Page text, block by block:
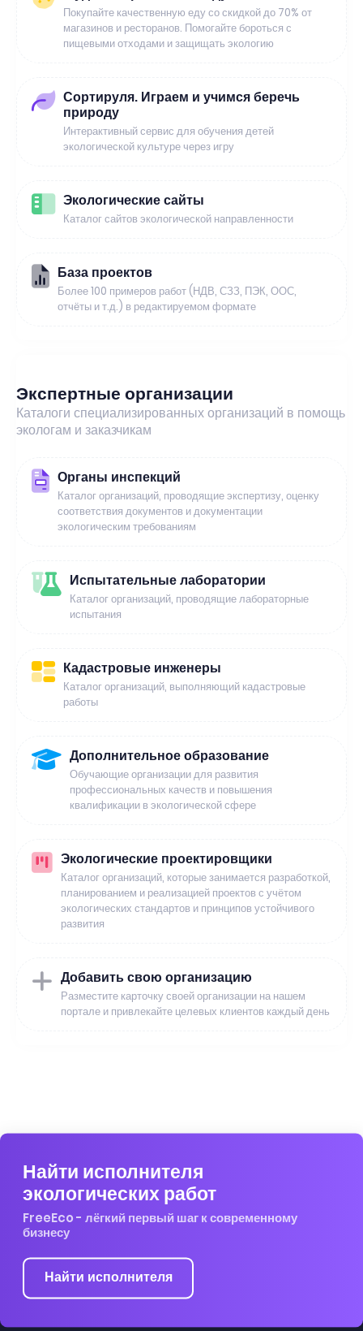
Покупайте качественную еду со скидкой до 70% от
магазинов и ресторанов. Помогайте бороться с
пищевыми отходами и защищать экологию
Сортируля. Играем и учимся беречь
природу
Интерактивный сервис для обучения детей
экологической культуре через игру
Экологические сайты
Каталог сайтов экологической направленности
База проектов
Более 100 примеров работ (НДВ, СЗЗ, ПЭК, ООС,
отчёты и т.д.) в редактируемом формате
Экспертные организации
Каталоги специализированных организаций в помощь
экологам и заказчикам
Органы инспекций
Каталог организаций, проводящие экспертизу, оценку
соответствия документов и документации
экологическим требованиям
Испытательные лаборатории
Каталог организаций, проводящие лабораторные
испытания
Кадастровые инженеры
Каталог организаций, выполняющий кадастровые
работы
Дополнительное образование
Обучающие организации для развития
профессиональных качеств и повышения
квалификации в экологической сфере
Экологические проектировщики
Каталог организаций, которые занимается разработкой,
планированием и реализацией проектов с учётом
экологических стандартов и принципов устойчивого
развития
Добавить свою организацию
Разместите карточку своей организации на нашем
портале и привлекайте целевых клиентов каждый день
Найти исполнителя
экологических работ
FreeEco - лёгкий первый шаг к современному
бизнесу
Найти исполнителя